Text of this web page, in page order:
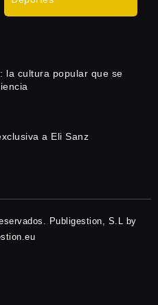
la cultura popular que se
a Eli Sanz
Publigestion, S.L by